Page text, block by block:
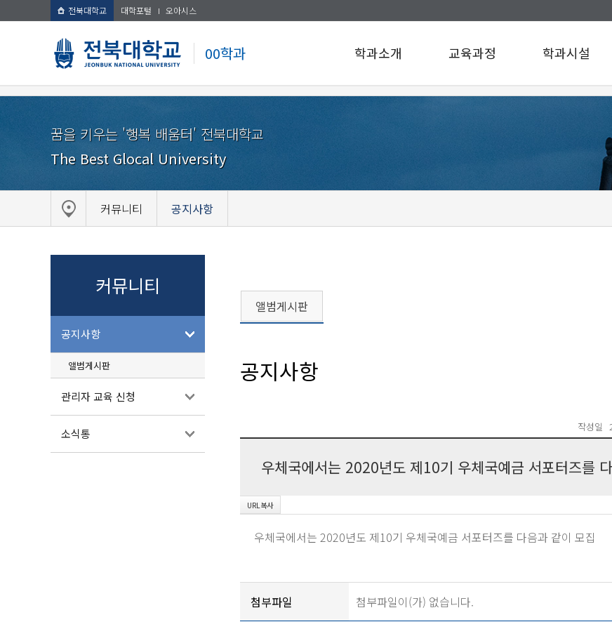
전북대학교 대학포털 오아시스
00학과 학과소개
인사말
d
교육과정
교육과정
학과시설
학과시설
꿈을 키우는 '행복 배움터' 전북대학교
The Best Glocal University
커뮤니티 공지사항
커뮤니티
공지사항
앨범게시판
관리자 교육 신청
소식통
앨범게시판
공지사항
작성일
우체국에서는 2020년도 제10기 우체국예금 서포터즈를
우체국에서는 2020년도 제10기 우체국예금 서포터즈를 다음과 같이 모집
첨부파일 첨부파일이(가) 없습니다.